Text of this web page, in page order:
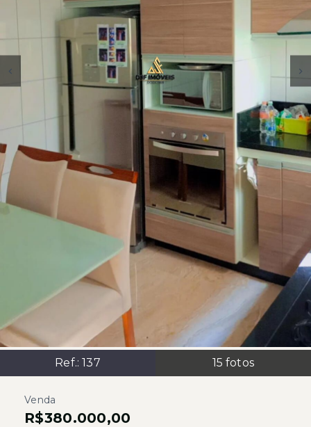
Ref.:137 15 fotos
Venda
R$380.000,00